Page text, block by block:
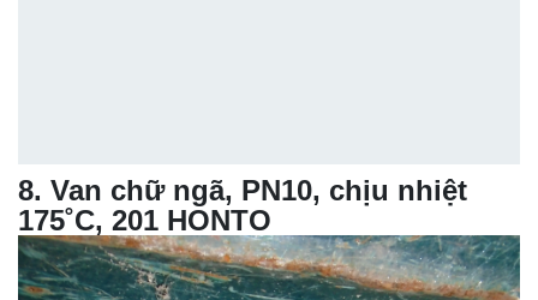
8. Van chữ ngã, PN10, chịu nhiệt
175˚C, 201 HONTO